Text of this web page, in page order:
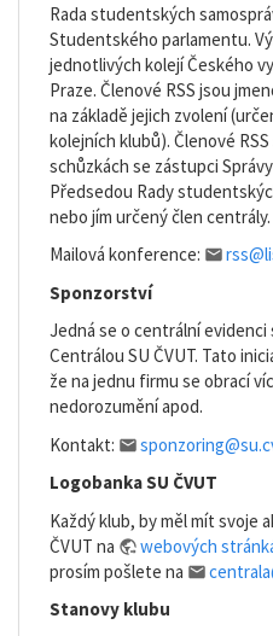
Rada studentských
Studentského parlamentu.
jednotlivých kolejí Českého
Praze. Členové RSS jsou
na základě jejich zvolení
kolejních klubů). Členové
schůzkách se zástupci
Předsedou Rady
nebo jím určený člen centrály.
Mailová konference:
Sponzorství
Jedná se o centrální evidenci
Centrálou SU ČVUT. Tato
že na jednu firmu se obrací
nedorozumění apod.
Kontakt:
Logobanka SU ČVUT
Každý klub, by měl mít svoje
ČVUT na
webových
prosím pošlete na
Stanovy klubu